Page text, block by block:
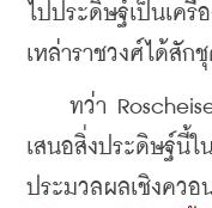
ไปประดิษฐ์เป็นเค
เหล่าราชวงศ์ได้สัก
ทว่า
เสนอสิ่งประดิษฐ์นี้